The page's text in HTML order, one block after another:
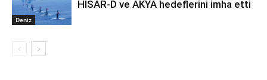
Deniz
HİSAR-D ve AKYA hedeflerini imha etti